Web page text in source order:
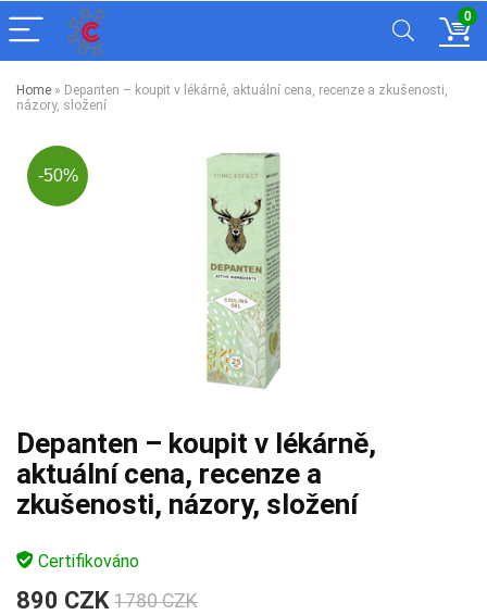
0
Home » Depanten – koupit v lékárně, aktuální cena, recenze a zkušenosti,
názory, složení
-50%
Depanten – koupit v lékárně,
aktuální cena, recenze a
zkušenosti, názory, složení
Certifikováno
890 CZK 1780 CZK